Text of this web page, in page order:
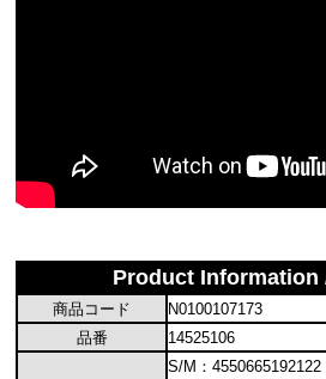
Product Information
商品コード
N0100107173
品番
14525106
S/M：4550665192122